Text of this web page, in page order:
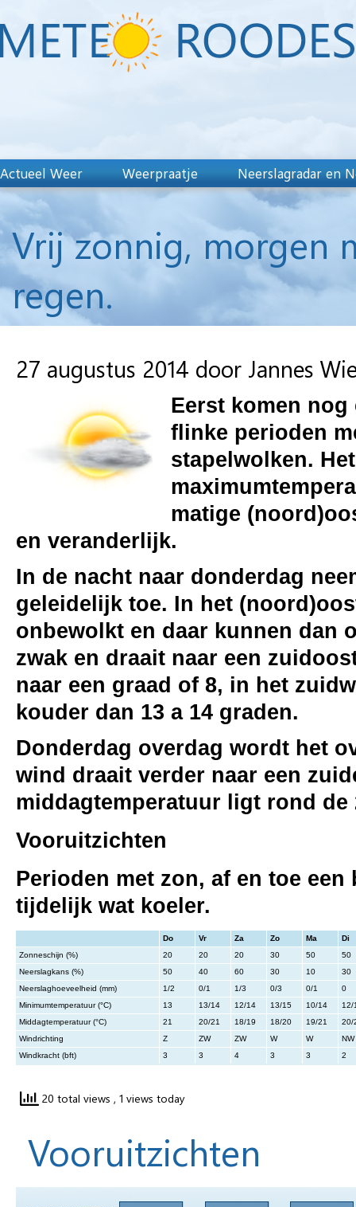
Actueel Weer Weerpraatje Neerslagradar en
Vrij zonnig, morgen
regen.
27 augustus 2014 door Jannes
Eerst komen
flinke perioden
stapelwolken.
matige
en veranderlijk.
In de nacht naar donderdag
geleidelijk toe. In het
onbewolkt en daar kunnen dan
zwak en draait naar een
naar een graad of 8, in het
kouder dan 13 a 14 graden.
Donderdag overdag wordt het
wind draait verder naar een
middagtemperatuur ligt rond de
Vooruitzichten
Perioden met zon, af en toe
tijdelijk wat koeler.
Do Vr Za Zo Ma
Di
Zonneschijn (%)
20 20 20 30 50
50
Neerslagkans (%)
50 40 60 30 10
30
Neerslaghoeveelheid (mm)
1/2 0/1 1/3 0/3 0/1
0
Minimumtemperatuur (°C)
13 13/14 12/14 13/15 10/14
12/
Middagtemperatuur (°C)
21 20/21 18/19 18/20 19/21
20/
Windrichting
Z ZW ZW W W
NW
Windkracht (bft)
3 3 4 3 3 2
20 total views , 1 views today
Vooruitzichten